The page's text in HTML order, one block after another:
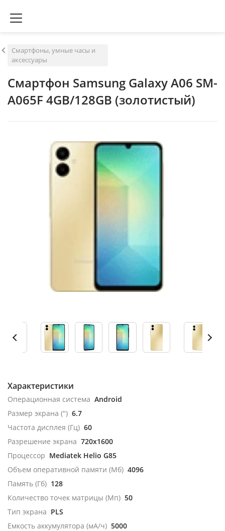
Смартфоны, умные часы и
аксессуары
Смартфон Samsung Galaxy A06 SM-
A065F 4GB/128GB (золотистый)
Характеристики
Операционная система Android
Размер экрана (") 6.7
Частота дисплея (Гц) 60
Разрешение экрана 720x1600
Процессор Mediatek Helio G85
Объем оперативной памяти (Мб) 4096
Память (Гб) 128
Количество точек матрицы (Мп) 50
Тип экрана PLS
Емкость аккумулятора (мА/ч) 5000